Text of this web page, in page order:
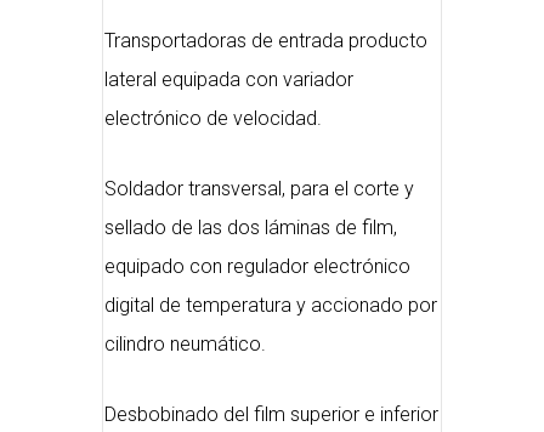
Transportadoras de entrada producto
lateral equipada con variador
electrónico de velocidad.
Soldador transversal, para el corte y
sellado de las dos láminas de film,
equipado con regulador electrónico
digital de temperatura y accionado por
cilindro neumático.
Desbobinado del film superior e inferior